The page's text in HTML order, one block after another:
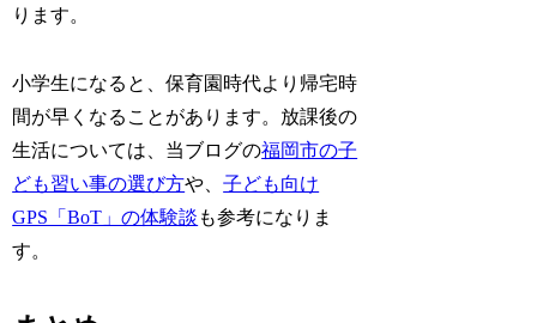
ります。
小学生になると、保育園時代より帰宅時
間が早くなることがあります。放課後の
生活については、当ブログの福岡市の子
ども習い事の選び方や、子ども向け
GPS「BoT」の体験談 も参考になりま
す。